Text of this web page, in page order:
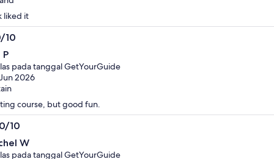
liked it
10
P
pada tanggal GetYourGuide
2026
course, but good fun.
10
W
pada tanggal GetYourGuide